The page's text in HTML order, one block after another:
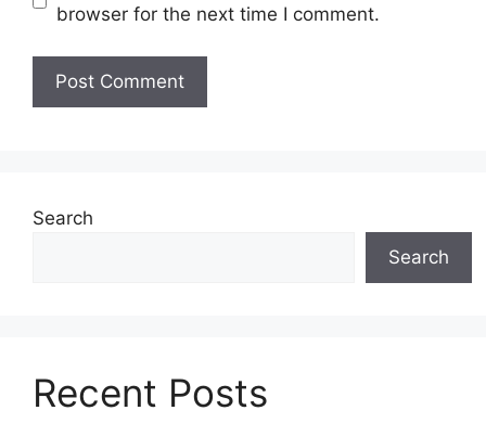
browser for the next time I comment.
Search
Search
Recent Posts